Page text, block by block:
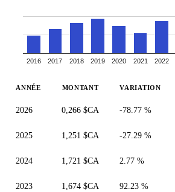
2016 2017 2018 2019 2020 2021 2022
ANNÉE MONTANT VARIATION
2026 0,266 $CA -78.77 %
2025 1,251 $CA -27.29 %
2024 1,721 $CA 2.77 %
2023 1,674 $CA 92.23 %